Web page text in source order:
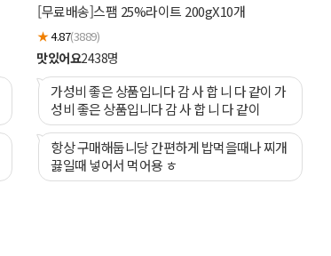
[무료배송]스팸 25%라이트 200gX10개
★4.87(3889)
맛있어요2438명
가성비 좋은 상품입니다 감 사 합 니 다 같이 가
성비 좋은 상품입니다 감 사 합 니 다 같이
항상 구매해둡니당 간편하게 밥먹을때나 찌개
끓일때 넣어서 먹어용 ㅎ